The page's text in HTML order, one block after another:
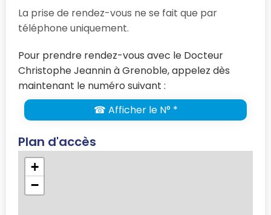
La prise de rendez-vous ne se fait que par
téléphone uniquement.
Pour prendre rendez-vous avec le Docteur
Christophe Jeannin à Grenoble, appelez dès
maintenant le numéro suivant :
☎ Afficher le N° *
Plan d'accès
+
−